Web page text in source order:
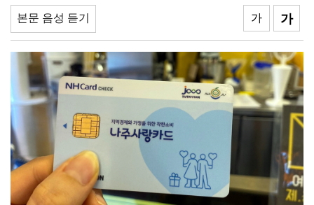
전남광주특별시, 체류형 산림관광 키운다
중기부, 지방소멸 대응 유공자 찾는다
광산구자원봉사센터, 폭염 대응 통합자원지원단 활동
ACC '아시아의 장치들'전···누적 관람객 10만명 ...
본문 음성 듣기 가
가